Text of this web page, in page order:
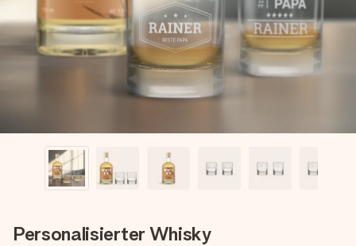
Montag - Freitag : 8:30 - 17:00 Uhr
Samstag - Sonntag : 8:30 - 13:00 Uhr
Personalisierter Whisky